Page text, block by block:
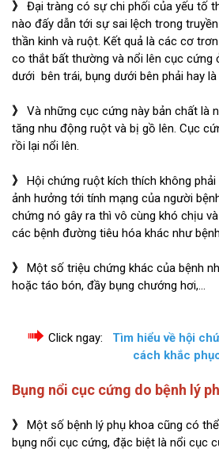
》 Đại tràng có sự chi phối của yếu tố
nào đấy dẫn tới sự sai lệch trong
thần kinh và ruột. Kết quả là các cơ
co thắt bất thường và nổi lên cục cứng
dưới bên trái, bụng dưới bên phải hay
》 Và những cục cứng này bản chất là
tăng nhu động ruột và bị gồ lên. Cục
rồi lại nổi lên.
》
Hội chứng ruột kích thích không phải
ảnh hưởng tới tính mạng của người
chứng nó gây ra thì vô cùng khó chịu
các bệnh đường tiêu hóa khác như
》
Một số triệu chứng khác của bệnh
hoặc táo bón, đầy bụng chướng hơi,…
Click ngay:
Tìm hiểu về hội
cách khắc
Bụng nổi cục cứng do bệnh lý
》
Một số bệnh lý phụ khoa cũng có
bụng nổi cục cứng, đặc biệt là nổi cục